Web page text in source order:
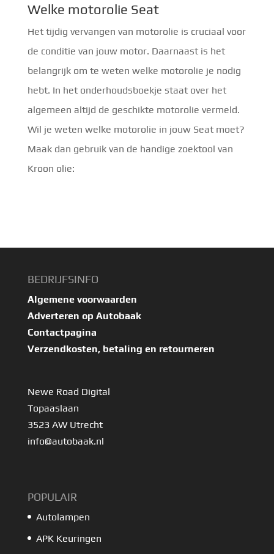
Welke motorolie Seat
Het tijdig vervangen van motorolie is cruciaal voor
de conditie van jouw motor. Daarnaast is het
belangrijk om te weten welke motorolie je nodig
hebt. In het onderhoudsboekje staat over het
algemeen altijd de geschikte motorolie vermeld.
Wil je weten welke motorolie in jouw Seat moet?
Maak dan gebruik van de handige zoektool van
Kroon olie:
BEDRIJFSINFO
Algemene voorwaarden
Adverteren op Autobaak
Contactpagina
Verzendkosten, betaling en retourneren
Newe Road Digital
Topaaslaan
3523 AW Utrecht
info@autobaak.nl
POPULAIR
Autolampen
APK Keuringen